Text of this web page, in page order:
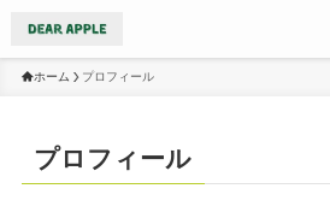
ホーム プロフィール
プロフィール